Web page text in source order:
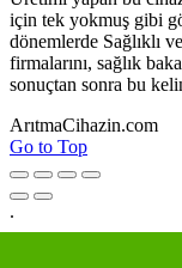
için tek yokmuş gibi
dönemlerde Sağlıklı
firmalarını, sağlık
sonuçtan sonra bu
ArıtmaCihazin.com
Go to Top
.